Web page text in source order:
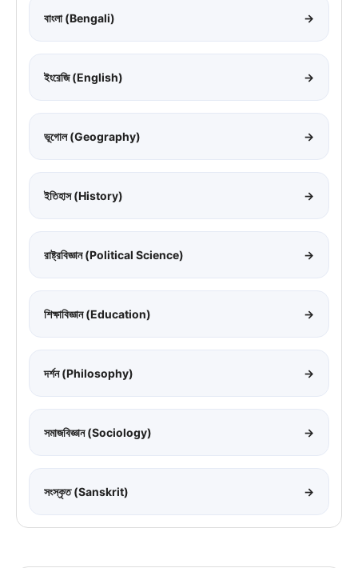
বাংলা (Bengali) →
ইংরেজি (English) →
ভূগোল (Geography) →
ইতিহাস (History) →
রাষ্ট্রবিজ্ঞান (Political Science) →
শিক্ষাবিজ্ঞান (Education) →
দর্শন (Philosophy) →
সমাজবিজ্ঞান (Sociology) →
সংস্কৃত (Sanskrit) →